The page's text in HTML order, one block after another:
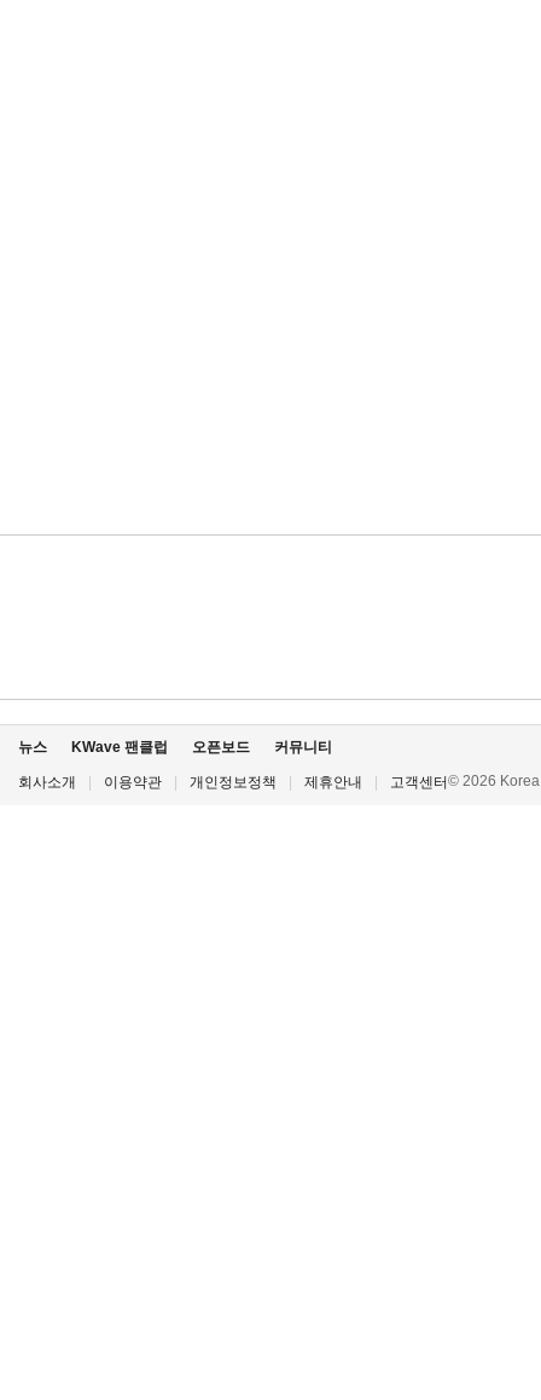
뉴스 KWave 팬클럽 오픈보드 커뮤니티
회사소개 이용약관 개인정보정책 제휴안내 고객센터© 2026